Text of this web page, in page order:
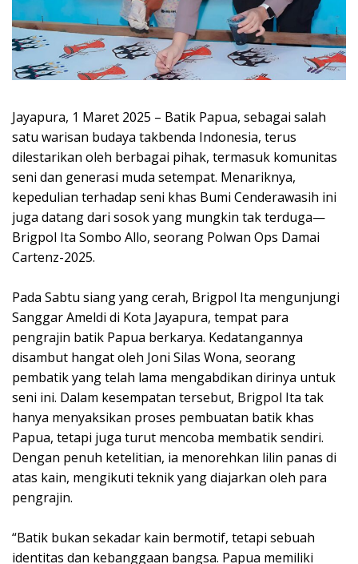
Jayapura, 1 Maret 2025 – Batik Papua, sebagai salah
satu warisan budaya takbenda Indonesia, terus
dilestarikan oleh berbagai pihak, termasuk komunitas
seni dan generasi muda setempat. Menariknya,
kepedulian terhadap seni khas Bumi Cenderawasih ini
juga datang dari sosok yang mungkin tak terduga—
Brigpol Ita Sombo Allo, seorang Polwan Ops Damai
Cartenz-2025.
Pada Sabtu siang yang cerah, Brigpol Ita mengunjungi
Sanggar Ameldi di Kota Jayapura, tempat para
pengrajin batik Papua berkarya. Kedatangannya
disambut hangat oleh Joni Silas Wona, seorang
pembatik yang telah lama mengabdikan dirinya untuk
seni ini. Dalam kesempatan tersebut, Brigpol Ita tak
hanya menyaksikan proses pembuatan batik khas
Papua, tetapi juga turut mencoba membatik sendiri.
Dengan penuh ketelitian, ia menorehkan lilin panas di
atas kain, mengikuti teknik yang diajarkan oleh para
pengrajin.
“Batik bukan sekadar kain bermotif, tetapi sebuah
identitas dan kebanggaan bangsa. Papua memiliki